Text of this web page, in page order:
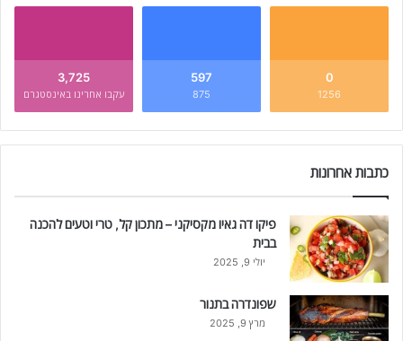
0
1256
597
875
3,725
עקבו אחרינו באינסטגרם
כתבות אחרונות
פיקו דה גאיו מקסיקני – מתכון קל, טרי וטעים להכנה
בבית
יולי 9, 2025
שפונדרה בתנור
מרץ 9, 2025